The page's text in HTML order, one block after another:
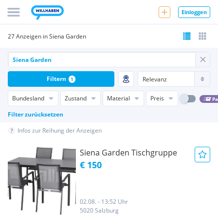
Einloggen
27 Anzeigen in Siena Garden
Bundesland Zustand Material Preis
Filter zurücksetzen
Filtern 1
Infos zur Reihung der Anzeigen
Siena Garden Tischgruppe
€ 150
02.08. - 13:52 Uhr
5020 Salzburg